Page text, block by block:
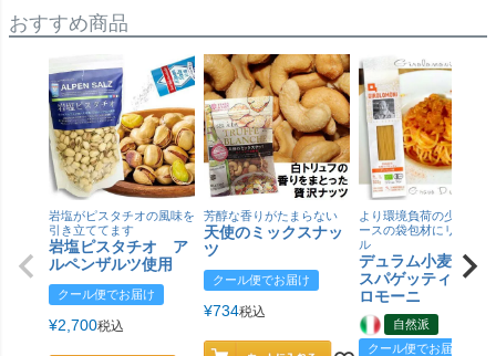
おすすめ商品
岩塩がピスタチオの風味を
引き立ててます
岩塩ピスタチオ ア
ルペンザルツ使用
クール便でお届け
¥2,700税込
芳醇な香りがたまらない
天使のミックスナッ
ツ
クール便でお届け
¥734税込
より環境負荷の少ない紙
ースの袋包材にリニュー
ル
デュラム小麦 有
スパゲッティ／ジ
ロモーニ
自然派
クール便でお届け